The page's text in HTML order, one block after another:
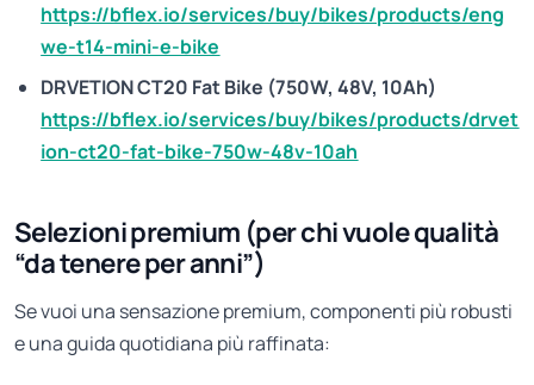
https://bflex.io/services/buy/bikes/products/eng
we-t14-mini-e-bike
DRVETION CT20 Fat Bike (750W, 48V, 10Ah)
https://bflex.io/services/buy/bikes/products/drvet
ion-ct20-fat-bike-750w-48v-10ah
Selezioni premium (per chi vuole qualità
“da tenere per anni”)
Se vuoi una sensazione premium, componenti più robusti
e una guida quotidiana più raffinata: